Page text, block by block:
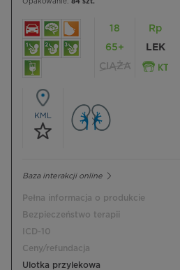
Opakowanie: 84 szt.
18
65+
CIĄŻA
Rp
LEK
KML
Baza interakcji online
Pełna informacja o produkcie
Bezpieczeństwo terapii
ICD-10
Ceny/refundacja
Ulotka przylekowa